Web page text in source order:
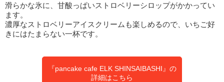
滑らかな氷に、甘酸っぱいストロベリーシロップがかかってい
ます。
濃厚なストロベリーアイスクリームも楽しめるので、いちご好
きにはたまらない一杯です。
『pancake cafe ELK SHINSAIBASHI』の
詳細はこちら